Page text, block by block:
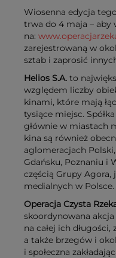
Wiosenna edycja
trwa do 4 maja – aby
na:
zarejestrowaną w
sztab i zaprosić
Helios S.A. to
względem liczby
kinami, które mają
tysiące miejsc.
głównie w miastach
kina są również
aglomeracjach
Gdańsku, Poznaniu i
częścią Grupy
medialnych w Polsce.
Operacja Czysta
skoordynowana
na całej ich
a także brzegów i
i społeczna